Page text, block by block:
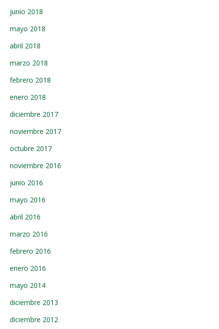
junio 2018
mayo 2018
abril 2018
marzo 2018
febrero 2018
enero 2018
diciembre 2017
noviembre 2017
octubre 2017
noviembre 2016
junio 2016
mayo 2016
abril 2016
marzo 2016
febrero 2016
enero 2016
mayo 2014
diciembre 2013
diciembre 2012